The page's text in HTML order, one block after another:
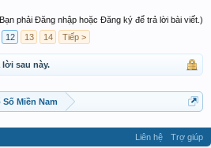
phải Đăng nhập hoặc Đăng ký để trả lời bài viết.)
12 13 14 Tiếp >
sau này.
Miền Nam
Liên hệ Trợ giúp